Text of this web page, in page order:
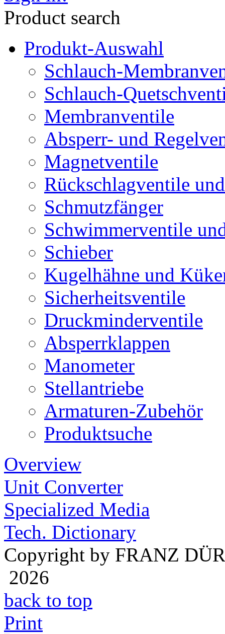
Product search
Produkt-Auswahl
Schlauch-
Schlauch-
Membranventile
Absperr- und
Magnetventile
Rückschlagventile
Schmutzfänger
Schwimmerventile
Schieber
Kugelhähne und
Sicherheitsventile
Druckminderventile
Absperrklappen
Manometer
Stellantriebe
Armaturen-Zubehör
Produktsuche
Overview
Unit Converter
Specialized Media
Tech. Dictionary
Copyright by FRANZ
2026
back to top
Print